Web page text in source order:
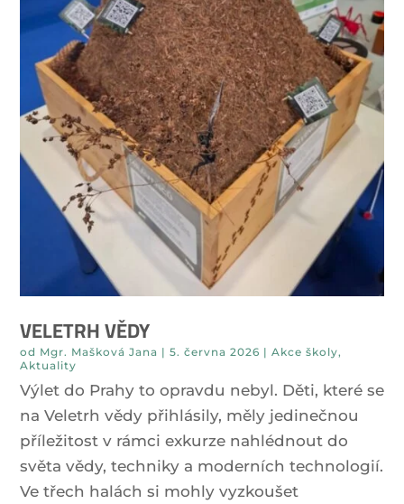
VELETRH VĚDY
od Mgr. Mašková Jana | 5. června 2026 | Akce školy,
Aktuality
Výlet do Prahy to opravdu nebyl. Děti, které se
na Veletrh vědy přihlásily, měly jedinečnou
příležitost v rámci exkurze nahlédnout do
světa vědy, techniky a moderních technologií.
Ve třech halách si mohly vyzkoušet